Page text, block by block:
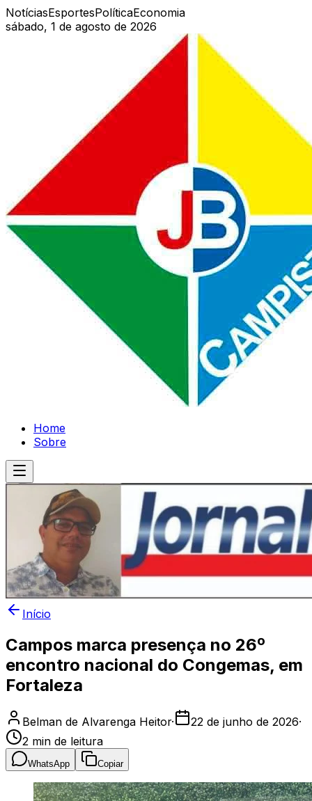
NotíciasEsportesPolíticaEconomia
sábado, 1 de agosto de 2026
Home
Sobre
Início
Campos marca presença no 26º
encontro nacional do Congemas, em
Fortaleza
Belman de Alvarenga Heitor· 22 de junho de 2026·
2 min de leitura
WhatsApp Copiar